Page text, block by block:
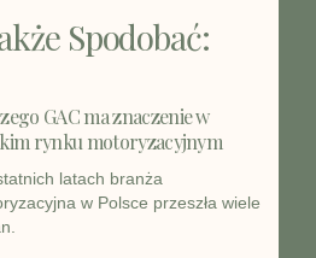
Spodobać:
GAC ma znaczenie w
rynku motoryzacyjnym
latach branża
w Polsce przeszła wiele